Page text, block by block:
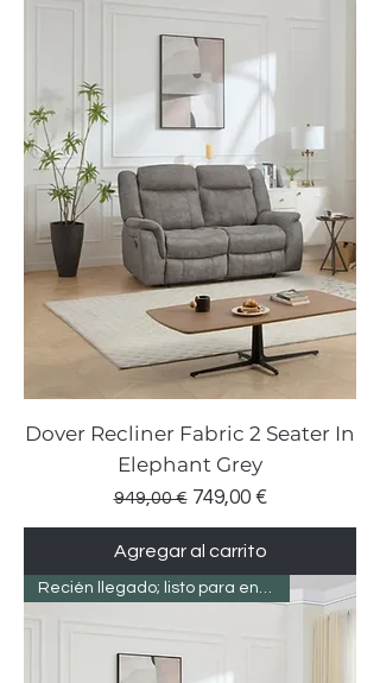
Dover Recliner Fabric 2 Seater In
Elephant Grey
Precio
949,00 € Precio de oferta
749,00 €
Agregar al carrito
Recién llegado; listo para entregar